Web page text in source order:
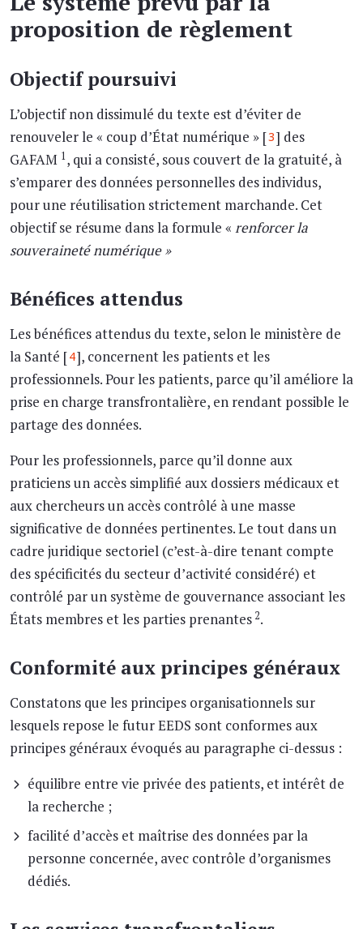
proposition de règlement
Objectif poursuivi
L’objectif non dissimulé du texte est d’éviter de
renouveler le « coup d’État numérique » [3] des
GAFAM 1, qui a consisté, sous couvert de la gratuité, à
s’emparer des données personnelles des individus,
pour une réutilisation strictement marchande. Cet
objectif se résume dans la formule « renforcer la
souveraineté numérique »
Bénéfices attendus
Les bénéfices attendus du texte, selon le ministère de
la Santé [4], concernent les patients et les
professionnels. Pour les patients, parce qu’il améliore la
prise en charge transfrontalière, en rendant possible le
partage des données.
Pour les professionnels, parce qu’il donne aux
praticiens un accès simplifié aux dossiers médicaux et
aux chercheurs un accès contrôlé à une masse
significative de données pertinentes. Le tout dans un
cadre juridique sectoriel (c’est-à-dire tenant compte
des spécificités du secteur d’activité considéré) et
contrôlé par un système de gouvernance associant les
États membres et les parties prenantes 2.
Conformité aux principes généraux
Constatons que les principes organisationnels sur
lesquels repose le futur EEDS sont conformes aux
principes généraux évoqués au paragraphe ci-dessus :
équilibre entre vie privée des patients, et intérêt de
la recherche ;
facilité d’accès et maîtrise des données par la
personne concernée, avec contrôle d’organismes
dédiés.